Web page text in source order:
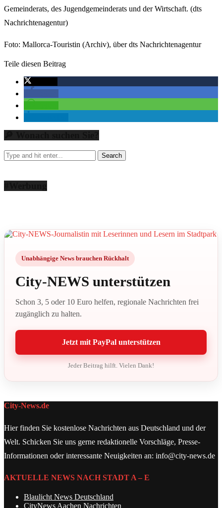
Gemeinderats, des Jugendgemeinderats und der Wirtschaft. (dts
Nachrichtenagentur)
Foto: Mallorca-Touristin (Archiv), über dts Nachrichtenagentur
Teile diesen Beitrag
Unabhängige News brauchen Rückhalt
City-NEWS unterstützen
Schon 3, 5 oder 10 Euro helfen, regionale Nachrichten frei
zugänglich zu halten.
Jetzt mit PayPal unterstützen
Jeder Beitrag hilft. Vielen Dank!
City-News.de
Hier finden Sie kostenlose Nachrichten aus Deutschland und der
Welt. Schicken Sie uns gerne redaktionelle Vorschläge, Presse-
Informationen oder interessante Neuigkeiten an: info@city-news.de
AKTUELLE NEWS NACH STADT A – E
Blaulicht News Deutschland
CityNews Aachen Nachrichten